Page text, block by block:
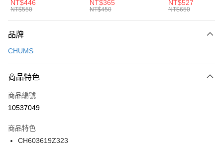
元大商業銀行
台灣樂天信用卡公司
AFTEE先享後付
【關於「AFTEE先享後付」】
便利好安心！
３．安心：先確認商品／服務後，再付款。
【「AFTEE先享後付」結帳流程】
１．於結帳方式選擇「AFTEE先享後付」後，將跳轉至「AFTEE先享後付」
２．訂單成立數日內，您將收到繳費通知簡訊。
３．收到繳費通知簡訊後14天內，點擊此簡訊中的連結，可透過四大超商／
ATM／網路銀行／等多元方式進行付款，方視為交易完成。
運送方式
每筆NT$100，滿NT$1,500(含以上)免運費
宅配
每筆NT$100，滿NT$1,500(含以上)免運費
付款後門市自取
每筆NT$100，滿NT$1,500(含以上)免運費
中統襪 FZ3393100
NT$446
NT$550
EMBRDY 男女 短統襪
FZ3073133
NT$365
NT$450
BA5871010
NT$527
NT$650
品牌
CHUMS
商品特色
商品編號
10537049
商品特色
CH603619Z323